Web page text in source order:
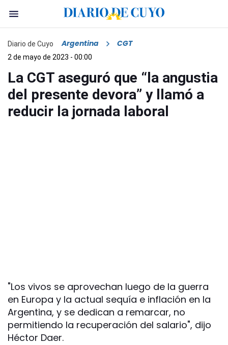
Diario de Cuyo Argentina CGT
2 de mayo de 2023 - 00:00
La CGT aseguró que “la angustia
del presente devora” y llamó a
reducir la jornada laboral
"Los vivos se aprovechan luego de la guerra
en Europa y la actual sequía e inflación en la
Argentina, y se dedican a remarcar, no
permitiendo la recuperación del salario", dijo
Héctor Daer.